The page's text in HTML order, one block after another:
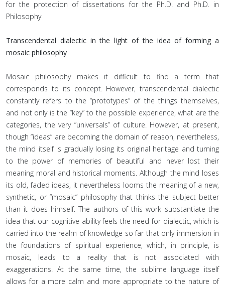
for the protection of dissertations for the Ph.D. and Ph.D. in
Philosophy
Transcendental dialectic in the light of the idea of forming a
mosaic philosophy
Mosaic philosophy makes it difficult to find a term that
corresponds to its concept. However, transcendental dialectic
constantly refers to the “prototypes” of the things themselves,
and not only is the “key” to the possible experience, what are the
categories, the very “universals” of culture. However, at present,
though “ideas” are becoming the domain of reason, nevertheless,
the mind itself is gradually losing its original heritage and turning
to the power of memories of beautiful and never lost their
meaning moral and historical moments. Although the mind loses
its old, faded ideas, it nevertheless looms the meaning of a new,
synthetic, or “mosaic” philosophy that thinks the subject better
than it does himself. The authors of this work substantiate the
idea that our cognitive ability feels the need for dialectic, which is
carried into the realm of knowledge so far that only immersion in
the foundations of spiritual experience, which, in principle, is
mosaic, leads to a reality that is not associated with
exaggerations. At the same time, the sublime language itself
allows for a more calm and more appropriate to the nature of